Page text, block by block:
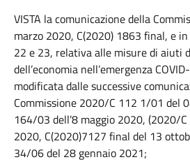
VISTA la comunicazione della
marzo 2020, C(2020) 1863 final, e
22 e 23, relativa alle misure di aiuti
dell’economia nell’emergenza
modificata dalle successive
Commissione 2020/C 112 1/01 del
164/03 dell’8 maggio 2020, (2020/
2020, C(2020)7127 final del 13
34/06 del 28 gennaio 2021;